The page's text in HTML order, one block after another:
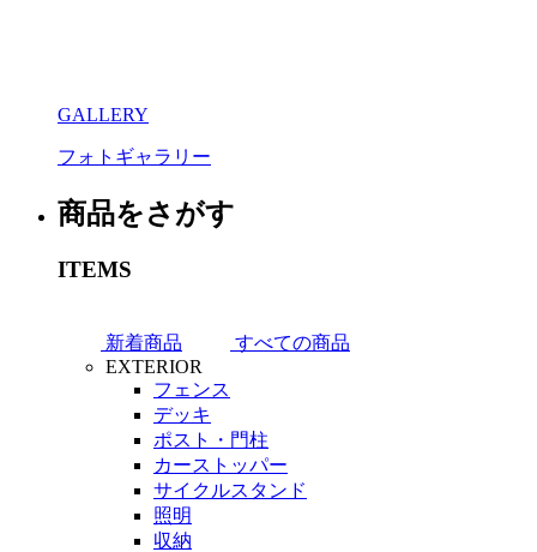
GALLERY
フォトギャラリー
商品をさがす
ITEMS
新着商品
すべての商品
EXTERIOR
フェンス
デッキ
ポスト・門柱
カーストッパー
サイクルスタンド
照明
収納